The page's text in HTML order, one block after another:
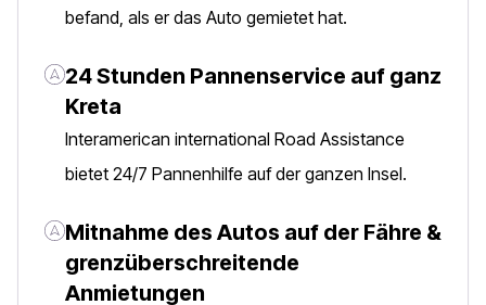
befand, als er das Auto gemietet hat.
24 Stunden Pannenservice auf ganz
Kreta
Interamerican international Road Assistance
bietet 24/7 Pannenhilfe auf der ganzen Insel.
Mitnahme des Autos auf der Fähre &
grenzüberschreitende
Anmietungen